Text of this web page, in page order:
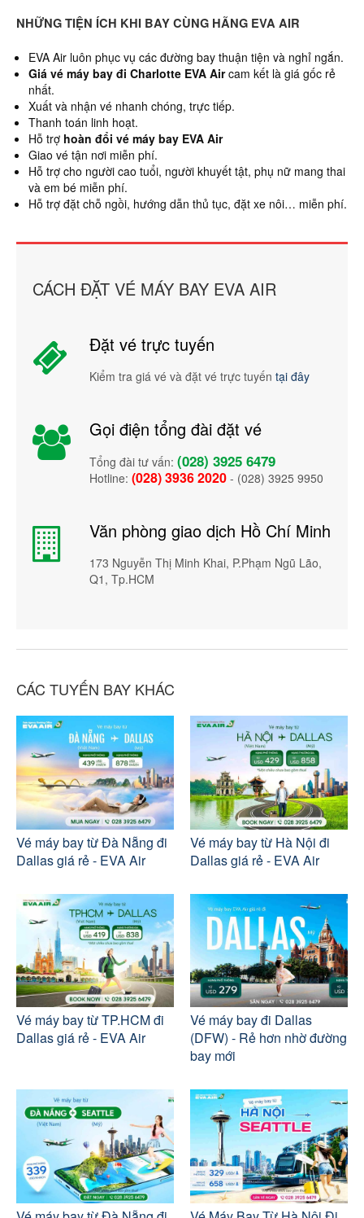
NHỮNG TIỆN ÍCH KHI BAY CÙNG HÃNG EVA AIR
EVA Air luôn phục vụ các đường bay thuận tiện và nghỉ ngắn.
Giá vé máy bay đi Charlotte EVA Aircam kết là giá gốc rẻ
nhất.
Xuất và nhận vé nhanh chóng, trực tiếp.
Thanh toán linh hoạt.
Hỗ trợ hoàn đổi vé máy bay EVA Air
Giao vé tận nơi miễn phí.
Hỗ trợ cho người cao tuổi, người khuyết tật, phụ nữ mang thai
và em bé miễn phí.
Hỗ trợ đặt chỗ ngồi, hướng dẫn thủ tục, đặt xe nôi… miễn phí.
CÁCH ĐẶT VÉ MÁY BAY EVA AIR
Đặt vé trực tuyến
Kiểm tra giá vé và đặt vé trực tuyến tại đây
Gọi điện tổng đài đặt vé
Tổng đài tư vấn: (028) 3925 6479
Hotline: (028) 3936 2020 - (028) 3925 9950
Văn phòng giao dịch Hồ Chí Minh
173 Nguyễn Thị Minh Khai, P.Phạm Ngũ Lão,
Q1, Tp.HCM
CÁC TUYẾN BAY KHÁC
Vé máy bay từ Đà Nẵng đi
Dallas giá rẻ - EVA Air
Vé máy bay từ Hà Nội đi
Dallas giá rẻ - EVA Air
Vé máy bay từ TP.HCM đi
Dallas giá rẻ - EVA Air
Vé máy bay đi Dallas
(DFW) - Rẻ hơn nhờ đường
bay mới